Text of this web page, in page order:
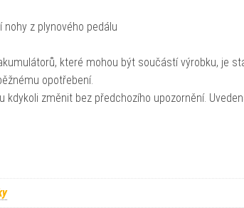
z plynového pedálu
které mohou být součástí výrobku, je
opotřebení.
změnit bez předchozího upozornění.